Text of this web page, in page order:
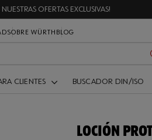
OFERTAS EXCLUSIVAS!
SOBRE WÜRTH BLOG
CLIENTES BUSCADOR DIN/ISO
LOCIÓN